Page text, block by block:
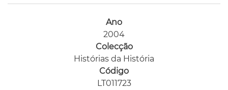
Ano
2004
Colecção
Histórias da História
Código
LT011723